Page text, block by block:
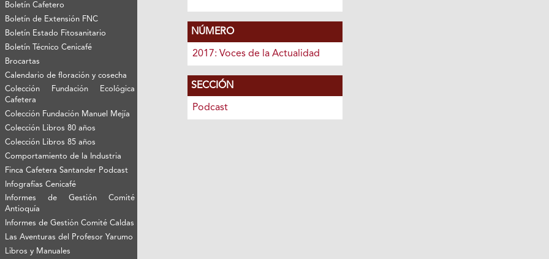
Boletín Cafetero
Boletín de Extensión FNC
Boletín Estado Fitosanitario
Boletín Técnico Cenicafé
Brocartas
Calendario de floración y cosecha
Colección Fundación Ecológica
Cafetera
Colección Fundación Manuel Mejía
Colección Libros 80 años
Colección Libros 85 años
Comportamiento de la Industria
Finca Cafetera Santander Podcast
Infografías Cenicafé
Informes de Gestión Comité
Antioquía
Informes de Gestión Comité Caldas
Las Aventuras del Profesor Yarumo
Libros y Manuales
NÚMERO
2017: Voces de la Actualidad
SECCIÓN
Podcast